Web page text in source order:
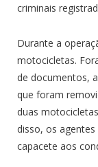
criminais
Durante a
motocicletas.
de documentos,
que foram
duas
disso, os
capacete aos